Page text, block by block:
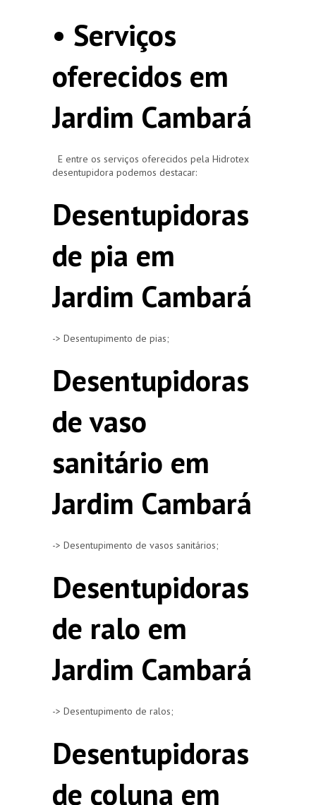
• Serviços
oferecidos em
Jardim Cambará
E entre os serviços oferecidos pela Hidrotex
desentupidora podemos destacar:
Desentupidoras
de pia em
Jardim Cambará
-> Desentupimento de pias;
Desentupidoras
de vaso
sanitário em
Jardim Cambará
-> Desentupimento de vasos sanitários;
Desentupidoras
de ralo em
Jardim Cambará
-> Desentupimento de ralos;
Desentupidoras
de coluna em